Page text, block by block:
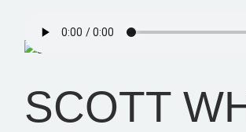
SCOTT